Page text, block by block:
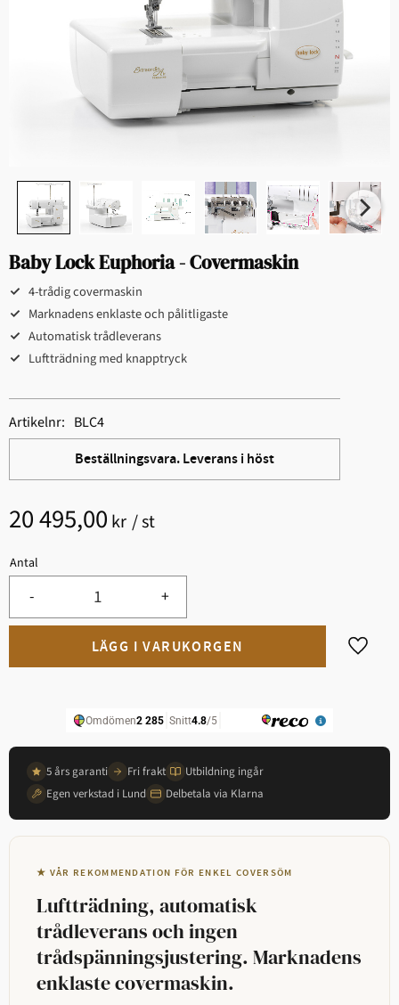
Baby Lock Euphoria - Covermaskin
4-trådig covermaskin
Marknadens enklaste och pålitligaste
Automatisk trådleverans
Luftträdning med knapptryck
20 495,00 kr /st
Antal
+
-
Lägg
Beställningsvara. Leverans i höst
Artikelnr BLC4
5 års garanti Fri frakt
Utbildning ingår
Egen verkstad i Lund
Delbetala via Klarna
★ VÅR REKOMMENDATION FÖR ENKEL COVERSÖM
Luftträdning, automatisk
trådleverans och ingen
trådspänningsjustering. Marknadens
enklaste covermaskin.